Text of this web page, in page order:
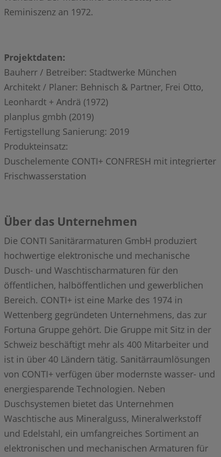
Reminiszenz an 1972.
Projektdaten:
Bauherr / Betreiber: Stadtwerke München
Architekt / Planer: Behnisch & Partner, Frei Otto,
Leonhardt + Andrä (1972)
planplus gmbh (2019)
Fertigstellung Sanierung: 2019
Produkteinsatz:
Duschelemente CONTI+ CONFRESH mit integrierter
Frischwasserstation
Über das Unternehmen
Die CONTI Sanitärarmaturen GmbH produziert
hochwertige elektronische und mechanische
Dusch- und Waschtischarmaturen für den
öffentlichen, halböffentlichen und gewerblichen
Bereich. CONTI+ ist eine Marke des 1974 in
Wettenberg gegründeten Unternehmens, das zur
Fortuna Gruppe gehört. Die Gruppe mit Sitz in der
Schweiz beschäftigt mehr als 400 Mitarbeiter und
ist in über 40 Ländern tätig. Sanitärraumlösungen
von CONTI+ verfügen über modernste wasser- und
energiesparende Technologien. Neben
Duschsystemen bietet das Unternehmen
Waschtische aus Mineralguss, Mineralwerkstoff
und Edelstahl, ein umfangreiches Sortiment an
elektronischen und mechanischen Armaturen für